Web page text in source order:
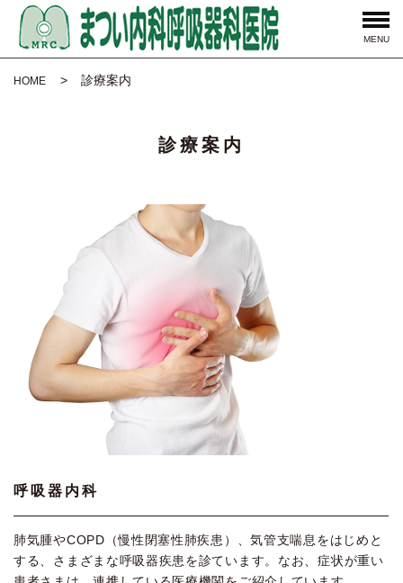
MENU
HOME 診療案内
診療案内
呼吸器内科
肺気腫やCOPD（慢性閉塞性肺疾患）、気管支喘息をはじめと
する、さまざまな呼吸器疾患を診ています。なお、症状が重い